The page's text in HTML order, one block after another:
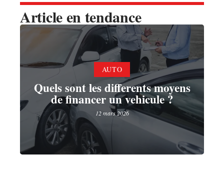
Article en tendance
AUTO
Quels sont les differents moyens
de financer un vehicule ?
12 mars 2026